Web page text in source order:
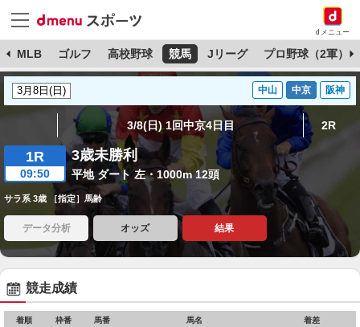
dメニュー
MLB ゴルフ 高校野球 競馬 Jリーグ プロ野球（2軍）
中山 中京 阪神
3/8(日) 1回中京4日目 2R
1R
09:50
3歳未勝利
平地 ダート 左・1000m 12頭
サラ系 3歳 ［指定］馬齢
データ分析 オッズ 結果
競走成績
着順 枠番 馬番 馬名 着差